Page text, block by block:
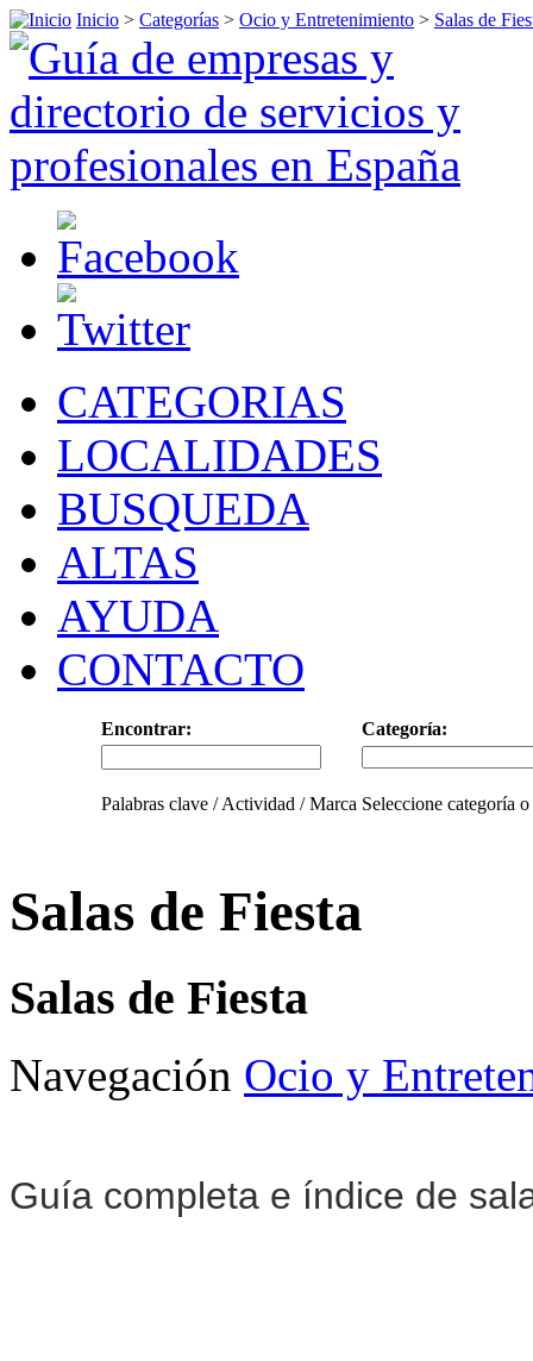
Inicio > Categorías > Ocio y Entretenimiento > Salas de
CATEGORIAS
LOCALIDADES
BUSQUEDA
ALTAS
AYUDA
CONTACTO
Encontrar: Categoría:
Palabras clave / Actividad / Marca Seleccione categoría
Salas de Fiesta
Salas de Fiesta
Navegación Ocio y
Guía completa e índice de